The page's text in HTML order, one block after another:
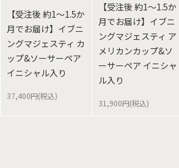
【受注後 約1～1.5か
月でお届け】イブニ
ングマジェスティ カ
ップ&ソーサーペア
イニシャル入り
37,400円(税込)
【受注後 約1～1.5か
月でお届け】イブニ
ングマジェスティ ア
メリカンカップ&ソ
ーサーペア イニシャ
ル入り
31,900円(税込)